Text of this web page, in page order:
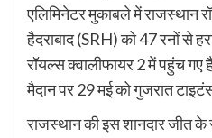
एलिमिनेटर मुकाबले में राजस्थान
हैदराबाद (SRH) को 47 रनों से
रॉयल्स क्वालीफायर 2 में पहुंच गए
मैदान पर 29 मई को गुजरात
राजस्थान की इस शानदार जीत के